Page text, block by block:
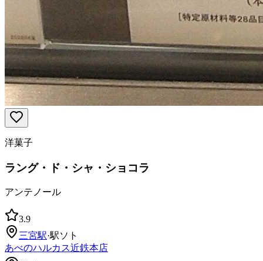
洋菓子
ラング・ド・シャ・ショコラ
アンテノール
3.9
三宮駅·駅ソト
あべのハルカス近鉄本店